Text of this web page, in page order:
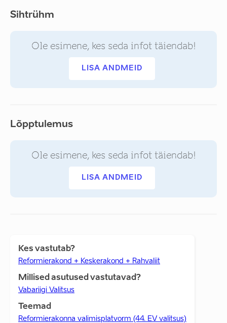
Sihtrühm
Ole esimene, kes seda infot täiendab!
LISA ANDMEID
Lõpptulemus
Ole esimene, kes seda infot täiendab!
LISA ANDMEID
Kes vastutab?
Reformierakond + Keskerakond + Rahvaliit
Millised asutused vastutavad?
Vabariigi Valitsus
Teemad
Reformierakonna valimisplatvorm (44. EV valitsus)